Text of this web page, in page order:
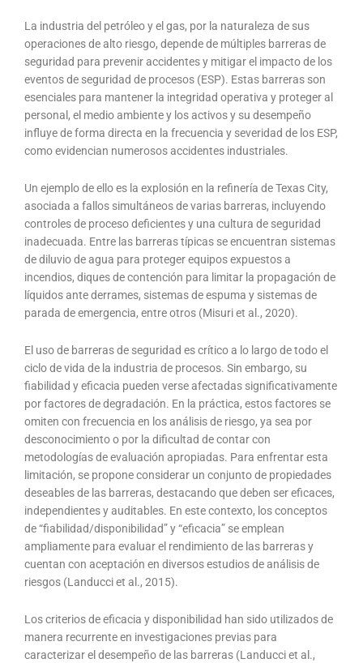
La industria del petróleo y el gas, por la naturaleza de sus
operaciones de alto riesgo, depende de múltiples barreras de
seguridad para prevenir accidentes y mitigar el impacto de los
eventos de seguridad de procesos (ESP). Estas barreras son
esenciales para mantener la integridad operativa y proteger al
personal, el medio ambiente y los activos y su desempeño
influye de forma directa en la frecuencia y severidad de los ESP,
como evidencian numerosos accidentes industriales.
Un ejemplo de ello es la explosión en la refinería de Texas City,
asociada a fallos simultáneos de varias barreras, incluyendo
controles de proceso deficientes y una cultura de seguridad
inadecuada. Entre las barreras típicas se encuentran sistemas
de diluvio de agua para proteger equipos expuestos a
incendios, diques de contención para limitar la propagación de
líquidos ante derrames, sistemas de espuma y sistemas de
parada de emergencia, entre otros (Misuri et al., 2020).
El uso de barreras de seguridad es crítico a lo largo de todo el
ciclo de vida de la industria de procesos. Sin embargo, su
fiabilidad y eficacia pueden verse afectadas significativamente
por factores de degradación. En la práctica, estos factores se
omiten con frecuencia en los análisis de riesgo, ya sea por
desconocimiento o por la dificultad de contar con
metodologías de evaluación apropiadas. Para enfrentar esta
limitación, se propone considerar un conjunto de propiedades
deseables de las barreras, destacando que deben ser eficaces,
independientes y auditables. En este contexto, los conceptos
de “fiabilidad/disponibilidad” y “eficacia” se emplean
ampliamente para evaluar el rendimiento de las barreras y
cuentan con aceptación en diversos estudios de análisis de
riesgos (Landucci et al., 2015).
Los criterios de eficacia y disponibilidad han sido utilizados de
manera recurrente en investigaciones previas para
caracterizar el desempeño de las barreras (Landucci et al.,